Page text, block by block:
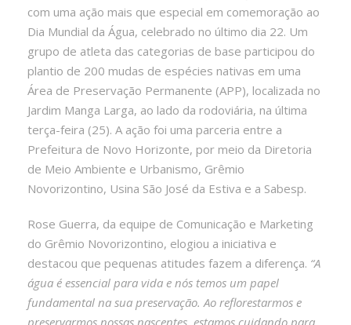
com uma ação mais que especial em comemoração ao
Dia Mundial da Água, celebrado no último dia 22. Um
grupo de atleta das categorias de base participou do
plantio de 200 mudas de espécies nativas em uma
Área de Preservação Permanente (APP), localizada no
Jardim Manga Larga, ao lado da rodoviária, na última
terça-feira (25). A ação foi uma parceria entre a
Prefeitura de Novo Horizonte, por meio da Diretoria
de Meio Ambiente e Urbanismo, Grêmio
Novorizontino, Usina São José da Estiva e a Sabesp.
Rose Guerra, da equipe de Comunicação e Marketing
do Grêmio Novorizontino, elogiou a iniciativa e
destacou que pequenas atitudes fazem a diferença. “A
água é essencial para vida e nós temos um papel
fundamental na sua preservação. Ao reflorestarmos e
preservarmos nossas nascentes, estamos cuidando para